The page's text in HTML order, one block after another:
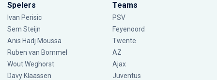
Spelers
Ivan Perisic
Sem Steijn
Anis Hadj Moussa
Ruben van Bommel
Wout Weghorst
Davy Klaassen
Teams
PSV
Feyenoord
Twente
AZ
Ajax
Juventus